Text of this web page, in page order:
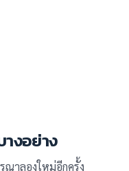
งอย่าง
ณาลองใหม่อีกครั้ง